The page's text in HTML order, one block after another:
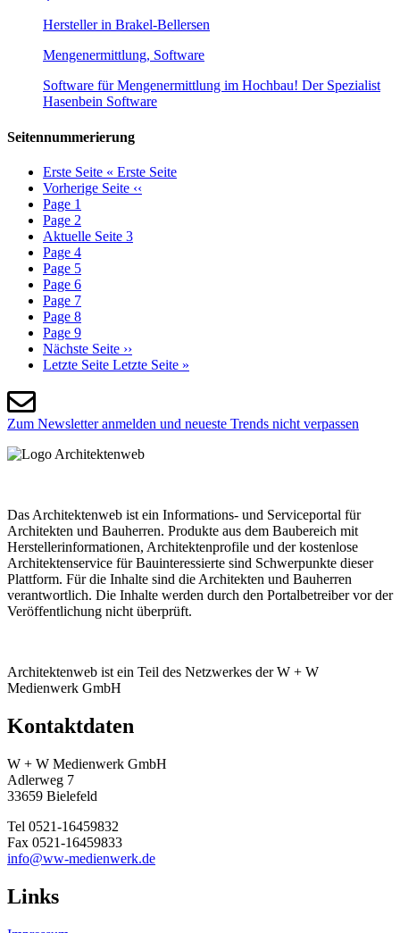
Hersteller in Brakel-Bellersen
Mengenermittlung, Software
Software für Mengenermittlung im Hochbau! Der Spezialist
Hasenbein Software
Seitennummerierung
Erste Seite « Erste Seite
Vorherige Seite ‹‹
Page 1
Page 2
Aktuelle Seite 3
Page 4
Page 5
Page 6
Page 7
Page 8
Page 9
Nächste Seite ››
Letzte Seite Letzte Seite »
Zum Newsletter anmelden und neueste Trends nicht verpassen
Das Architektenweb ist ein Informations- und Serviceportal für
Architekten und Bauherren. Produkte aus dem Baubereich mit
Herstellerinformationen, Architektenprofile und der kostenlose
Architektenservice für Bauinteressierte sind Schwerpunkte dieser
Plattform. Für die Inhalte sind die Architekten und Bauherren
verantwortlich. Die Inhalte werden durch den Portalbetreiber vor der
Veröffentlichung nicht überprüft.
Architektenweb ist ein Teil des Netzwerkes der W + W
Medienwerk GmbH
Kontaktdaten
W + W Medienwerk GmbH
Adlerweg 7
33659 Bielefeld
Tel 0521-16459832
Fax 0521-16459833
info@ww-medienwerk.de
Links